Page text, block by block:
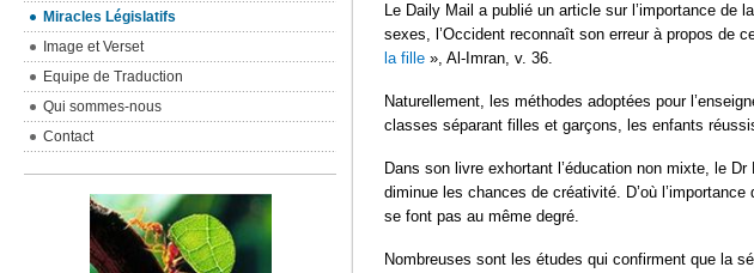
Le Daily Mail a publié un article sur l’importance de
sexes, l’Occident reconnaît son erreur à propos de
la fille », Al-Imran, v. 36.
Naturellement, les méthodes adoptées pour
classes séparant filles et garçons, les enfants
Dans son livre exhortant l’éducation non mixte, le
diminue les chances de créativité. D’où
se font pas au même degré.
Nombreuses sont les études qui confirment que la
Miracles Législatifs
Image et Verset
Equipe de Traduction
Qui sommes-nous
Contact